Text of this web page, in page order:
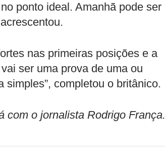
ponto ideal. Amanhã pode ser
nas primeiras posições e a
ser uma prova de uma ou
completou o britânico.
com o jornalista Rodrigo França.